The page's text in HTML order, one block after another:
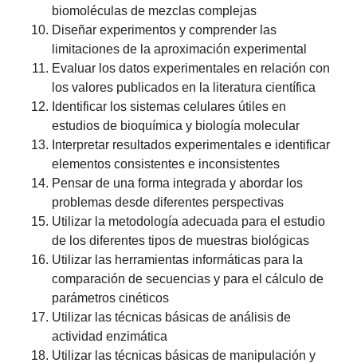
biomoléculas de mezclas complejas
Diseñar experimentos y comprender las
limitaciones de la aproximación experimental
Evaluar los datos experimentales en relación con
los valores publicados en la literatura científica
Identificar los sistemas celulares útiles en
estudios de bioquímica y biología molecular
Interpretar resultados experimentales e identificar
elementos consistentes e inconsistentes
Pensar de una forma integrada y abordar los
problemas desde diferentes perspectivas
Utilizar la metodología adecuada para el estudio
de los diferentes tipos de muestras biológicas
Utilizar las herramientas informáticas para la
comparación de secuencias y para el cálculo de
parámetros cinéticos
Utilizar las técnicas básicas de análisis de
actividad enzimática
Utilizar las técnicas básicas de manipulación y